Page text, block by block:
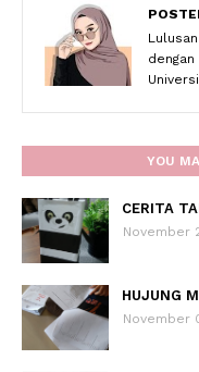
YOU
CERITA
November
HUJUNG
November